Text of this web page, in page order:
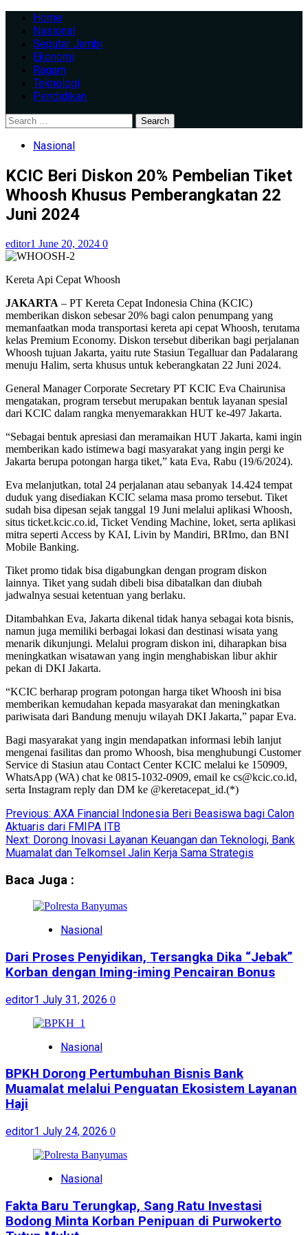
Home
Nasional
Seputar Jambi
Ekonomi
Ragam
Teknologi
Pendidikan
Nasional
KCIC Beri Diskon 20% Pembelian Tiket
Whoosh Khusus Pemberangkatan 22
Juni 2024
editor1 June 20, 2024 0
Kereta Api Cepat Whoosh
JAKARTA – PT Kereta Cepat Indonesia China (KCIC)
memberikan diskon sebesar 20% bagi calon penumpang yang
memanfaatkan moda transportasi kereta api cepat Whoosh, terutama
kelas Premium Economy. Diskon tersebut diberikan bagi perjalanan
Whoosh tujuan Jakarta, yaitu rute Stasiun Tegalluar dan Padalarang
menuju Halim, serta khusus untuk keberangkatan 22 Juni 2024.
General Manager Corporate Secretary PT KCIC Eva Chairunisa
mengatakan, program tersebut merupakan bentuk layanan spesial
dari KCIC dalam rangka menyemarakkan HUT ke-497 Jakarta.
“Sebagai bentuk apresiasi dan meramaikan HUT Jakarta, kami ingin
memberikan kado istimewa bagi masyarakat yang ingin pergi ke
Jakarta berupa potongan harga tiket,” kata Eva, Rabu (19/6/2024).
Eva melanjutkan, total 24 perjalanan atau sebanyak 14.424 tempat
duduk yang disediakan KCIC selama masa promo tersebut. Tiket
sudah bisa dipesan sejak tanggal 19 Juni melalui aplikasi Whoosh,
situs ticket.kcic.co.id, Ticket Vending Machine, loket, serta aplikasi
mitra seperti Access by KAI, Livin by Mandiri, BRImo, dan BNI
Mobile Banking.
Tiket promo tidak bisa digabungkan dengan program diskon
lainnya. Tiket yang sudah dibeli bisa dibatalkan dan diubah
jadwalnya sesuai ketentuan yang berlaku.
Ditambahkan Eva, Jakarta dikenal tidak hanya sebagai kota bisnis,
namun juga memiliki berbagai lokasi dan destinasi wisata yang
menarik dikunjungi. Melalui program diskon ini, diharapkan bisa
meningkatkan wisatawan yang ingin menghabiskan libur akhir
pekan di DKI Jakarta.
“KCIC berharap program potongan harga tiket Whoosh ini bisa
memberikan kemudahan kepada masyarakat dan meningkatkan
pariwisata dari Bandung menuju wilayah DKI Jakarta,” papar Eva.
Bagi masyarakat yang ingin mendapatkan informasi lebih lanjut
mengenai fasilitas dan promo Whoosh, bisa menghubungi Customer
Service di Stasiun atau Contact Center KCIC melalui ke 150909,
WhatsApp (WA) chat ke 0815-1032-0909, email ke cs@kcic.co.id,
serta ⁠Instagram reply dan DM ke @keretacepat_id.(*)
Previous: AXA Financial Indonesia Beri Beasiswa bagi Calon
Aktuaris dari FMIPA ITB
Next: Dorong Inovasi Layanan Keuangan dan Teknologi, Bank
Muamalat dan Telkomsel Jalin Kerja Sama Strategis
Baca Juga :
Nasional
Dari Proses Penyidikan, Tersangka Dika “Jebak”
Korban dengan Iming-iming Pencairan Bonus
editor1 July 31, 2026 0
Nasional
BPKH Dorong Pertumbuhan Bisnis Bank
Muamalat melalui Penguatan Ekosistem Layanan
Haji
editor1 July 24, 2026 0
Nasional
Fakta Baru Terungkap, Sang Ratu Investasi
Bodong Minta Korban Penipuan di Purwokerto